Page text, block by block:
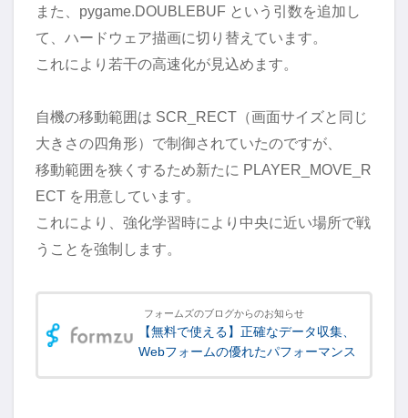
また、pygame.DOUBLEBUF という引数を追加し
て、ハードウェア描画に切り替えています。
これにより若干の高速化が見込めます。
自機の移動範囲は SCR_RECT（画面サイズと同じ
大きさの四角形）で制御されていたのですが、
移動範囲を狭くするため新たに PLAYER_MOVE_R
ECT を用意しています。
これにより、強化学習時により中央に近い場所で戦
うことを強制します。
フォームズのブログからのお知らせ
【無料で使える】正確なデータ収集、
Webフォームの優れたパフォーマンス